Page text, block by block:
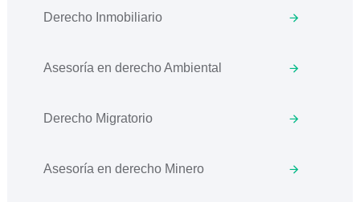
Derecho Inmobiliario
Asesoría en derecho Ambiental
Derecho Migratorio
Asesoría en derecho Minero